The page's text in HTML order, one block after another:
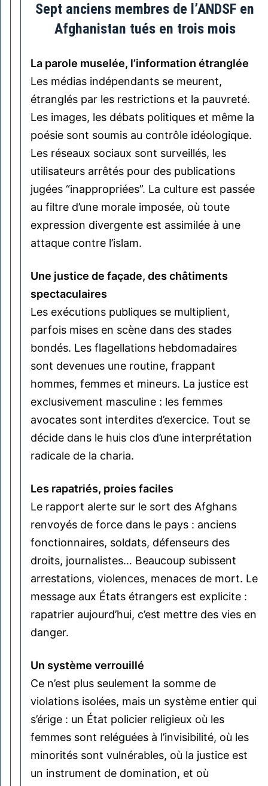
Sept anciens membres de l’ANDSF en
Afghanistan tués en trois mois
La parole muselée, l’information étranglée
Les médias indépendants se meurent,
étranglés par les restrictions et la pauvreté.
Les images, les débats politiques et même la
poésie sont soumis au contrôle idéologique.
Les réseaux sociaux sont surveillés, les
utilisateurs arrêtés pour des publications
jugées “inappropriées”. La culture est passée
au filtre d’une morale imposée, où toute
expression divergente est assimilée à une
attaque contre l’islam.
Une justice de façade, des châtiments
spectaculaires
Les exécutions publiques se multiplient,
parfois mises en scène dans des stades
bondés. Les flagellations hebdomadaires
sont devenues une routine, frappant
hommes, femmes et mineurs. La justice est
exclusivement masculine : les femmes
avocates sont interdites d’exercice. Tout se
décide dans le huis clos d’une interprétation
radicale de la charia.
Les rapatriés, proies faciles
Le rapport alerte sur le sort des Afghans
renvoyés de force dans le pays : anciens
fonctionnaires, soldats, défenseurs des
droits, journalistes… Beaucoup subissent
arrestations, violences, menaces de mort. Le
message aux États étrangers est explicite :
rapatrier aujourd’hui, c’est mettre des vies en
danger.
Un système verrouillé
Ce n’est plus seulement la somme de
violations isolées, mais un système entier qui
s’érige : un État policier religieux où les
femmes sont reléguées à l’invisibilité, où les
minorités sont vulnérables, où la justice est
un instrument de domination, et où